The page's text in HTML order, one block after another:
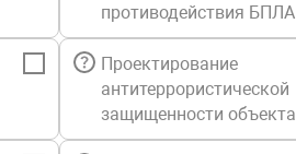
противодействия БПЛА
Проектирование
антитеррористической
защищенности объекта